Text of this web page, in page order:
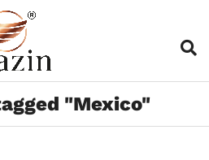
"Mexico"